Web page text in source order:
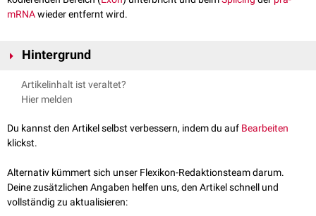
mRNAwieder entfernt wird.
Hintergrund
Nach der Transkription
entsteht eine prä-mRNA, die neben Exons auch
nicht-proteinkodierende Introns enthält. Während der
Spliceosom entfernt, sodass die (reife) mRNA
entsteht. Meist beginnt die
Intronsequenz mit der Basenabfolge
Guanin
Eine besondere Rolle nehmen selbstspleißende Introns (Ribozyme
die sichautokatalytischaus der prä-mRNA entfernen. Dabei
unterscheidet man zwischenGruppe-I-
Artikelinhalt ist veraltet?
Hier melden
Du kannst den Artikel selbst verbessern, indem du auf Bearbeiten
klickst.
Alternativ kümmert sich unser Flexikon-Redaktionsteam darum.
Deine zusätzlichen Angaben helfen uns, den Artikel schnell und
vollständig zu aktualisieren: